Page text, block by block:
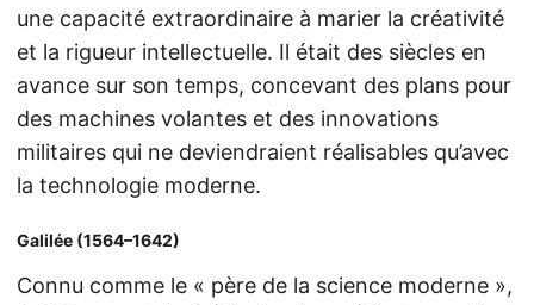
une capacité extraordinaire à marier la créativité
et la rigueur intellectuelle. Il était des siècles en
avance sur son temps, concevant des plans pour
des machines volantes et des innovations
militaires qui ne deviendraient réalisables qu’avec
la technologie moderne.
Galilée (1564–1642)
Connu comme le « père de la science moderne »,